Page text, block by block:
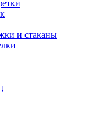
и стаканы